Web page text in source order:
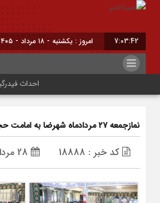
7:03:42 امروز : یکشنبه - ۱۸ مرداد - ۱۴۰۵
احداث
نمازجمعه ۲۷ مردادماه شهرضا به امامت حجت الاسلام موسوی
کد خبر : 18888